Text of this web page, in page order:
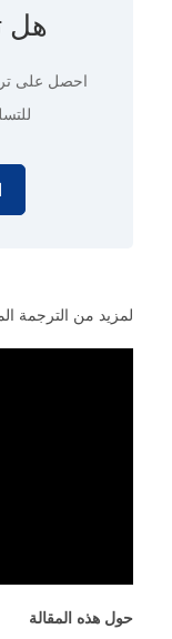
هل
احصل على
لمزيد من الترجمة
حول هذه المقالة